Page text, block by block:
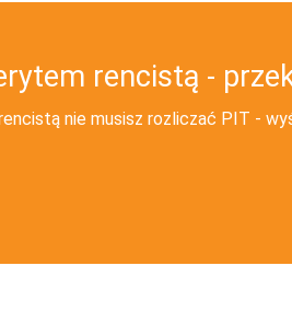
rencistą -
nie musisz rozliczać PIT -